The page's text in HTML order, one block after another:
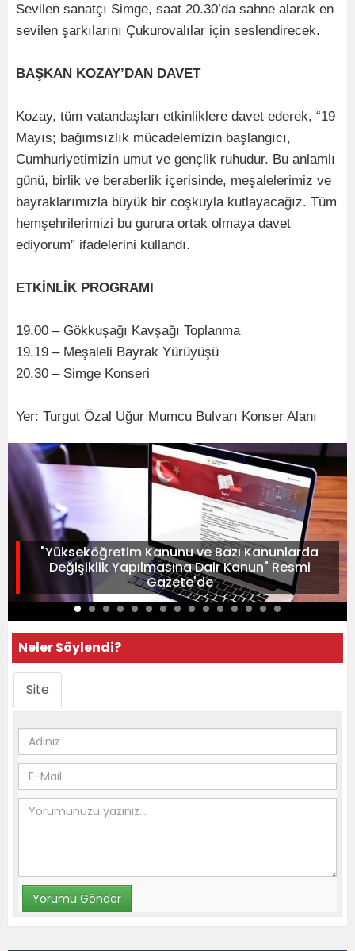
Sevilen sanatçı Simge, saat 20.30’da sahne alarak en
sevilen şarkılarını Çukurovalılar için seslendirecek.
BAŞKAN KOZAY’DAN DAVET
Kozay, tüm vatandaşları etkinliklere davet ederek, “19
Mayıs; bağımsızlık mücadelemizin başlangıcı,
Cumhuriyetimizin umut ve gençlik ruhudur. Bu anlamlı
günü, birlik ve beraberlik içerisinde, meşalelerimiz ve
bayraklarımızla büyük bir coşkuyla kutlayacağız. Tüm
hemşehrilerimizi bu gurura ortak olmaya davet
ediyorum” ifadelerini kullandı.
ETKİNLİK PROGRAMI
19.00 – Gökkuşağı Kavşağı Toplanma
19.19 – Meşaleli Bayrak Yürüyüşü
20.30 – Simge Konseri
Yer: Turgut Özal Uğur Mumcu Bulvarı Konser Alanı
"Yükseköğretim Kanunu ve Bazı Kanunlarda
Değişiklik Yapılmasına Dair Kanun" Resmi
Gazete'de
Neler Söylendi?
Site